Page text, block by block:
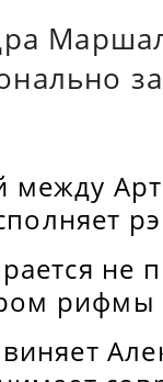
между
не
рифмы